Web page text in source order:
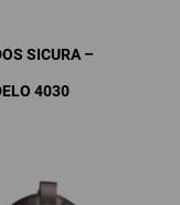
SICURA –
4030